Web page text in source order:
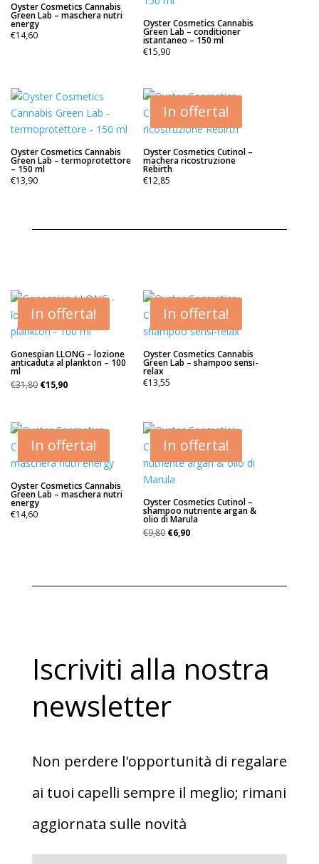
Oyster Cosmetics Cannabis
Green Lab – maschera nutri
energy
€14,60
Oyster Cosmetics Cannabis
Green Lab – conditioner
istantaneo – 150 ml
€15,90
Oyster Cosmetics Cannabis
Green Lab – termoprotettore
– 150 ml
€13,90
In offerta!
Oyster Cosmetics Cutinol –
machera ricostruzione
Rebirth
€12,85
In offerta!
Gonespian LLONG – lozione
anticaduta al plankton – 100
ml
€31,80 Il
era:
€31,80.
€15,90Il
€15,90.
In offerta!
Oyster Cosmetics Cannabis
Green Lab – shampoo sensi-
relax
€13,55
In offerta!
Oyster Cosmetics Cannabis
Green Lab – maschera nutri
energy
€14,60
In offerta!
Oyster Cosmetics Cutinol –
shampoo nutriente argan &
olio di Marula
€9,80 Il
€9,80.
€6,90Il
€6,90.
Iscriviti alla nostra
newsletter
Non perdere l'opportunità di regalare
ai tuoi capelli sempre il meglio; rimani
aggiornata sulle novità